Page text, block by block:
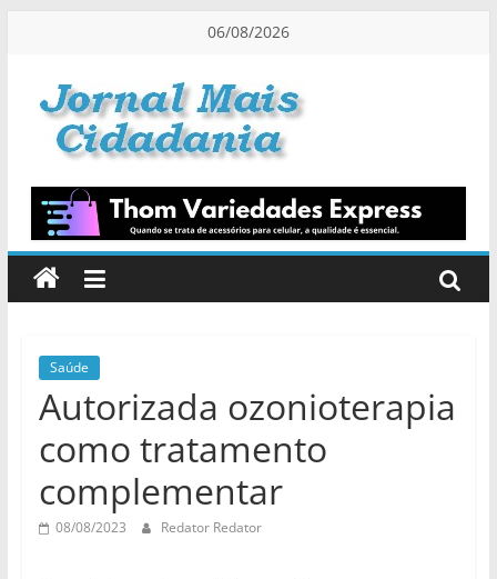
conteúdo
06/08/2026
Jornal
Mais
Cidadania
Medida
Certa!
Saúde
Autorizada ozonioterapia
como tratamento
complementar
08/08/2023 Redator Redator